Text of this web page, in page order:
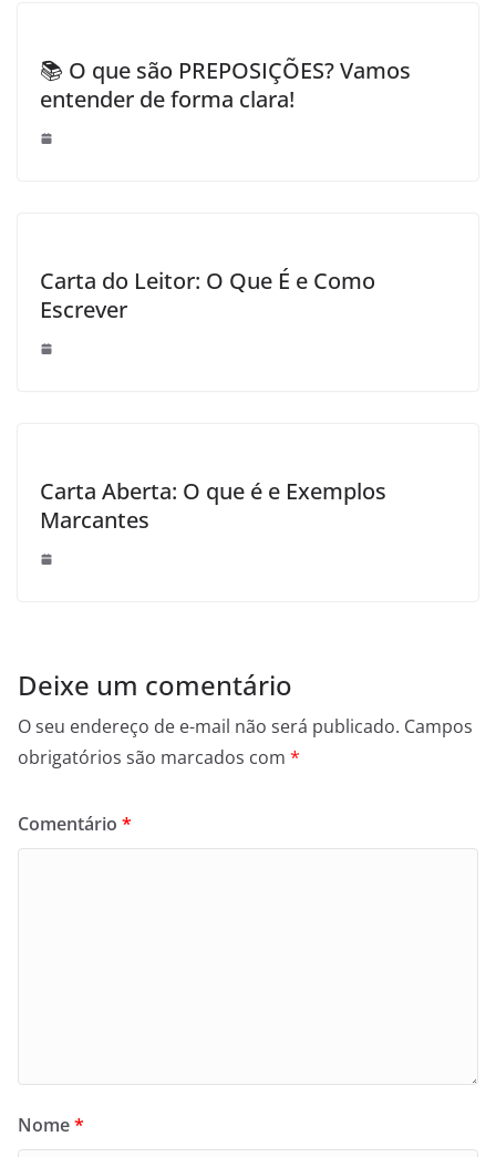
📚 O que são PREPOSIÇÕES? Vamos
entender de forma clara!
Carta do Leitor: O Que É e Como
Escrever
Carta Aberta: O que é e Exemplos
Marcantes
Deixe um comentário
O seu endereço de e-mail não será publicado. Campos
obrigatórios são marcados com *
Comentário *
Nome*